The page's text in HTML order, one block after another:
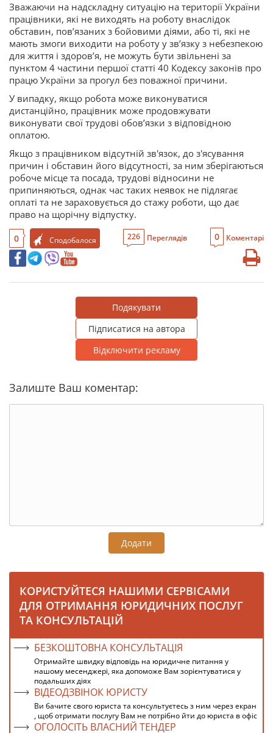
Зважаючи на надскладну ситуацію на території України
працівники, які не виходять на роботу внаслідок
обставин, пов’язаних з бойовими діями, або ті, які не
мають змоги виходити на роботу у зв’язку з небезпекою
для життя і здоров’я, не можуть бути звільнені за
пунктом 4 частини першої статті 40 Кодексу законів про
працю України за прогул без поважної причини.
У випадку, якщо робота може виконуватися
дистанційно, працівник може продовжувати
виконувати свої трудові обов’язки з відповідною
оплатою.
Якщо з працівником відсутній зв'язок, до з'ясування
причин і обставин його відсутності, за ним зберігаються
робоче місце та посада, трудові відносини не
припиняються, однак час таких неявок не підлягає
оплаті та не зараховується до стажу роботи, що дає
право на щорічну відпустку.
0 Сподобалося 226 Переглядів 0 Коментарі
Подякувати
Підписатися на автора
Відключити рекламу
Залиште Ваш коментар:
Додати
КОРИСТУЙТЕСЯ НАШИМИ СЕРВІСАМИ
ДЛЯ ОТРИМАННЯ ЮРИДИЧНИХ ПОСЛУГ
ТА КОНСУЛЬТАЦІЙ
БЕЗКОШТОВНА КОНСУЛЬТАЦІЯ
Отримайте швидку відповідь на юридичне питання у
нашому месенджері, яка допоможе Вам зорієнтуватися у
подальших діях
ВІДЕОДЗВІНОК ЮРИСТУ
Ви бачите свого юриста та консультуєтесь з ним через екран
, щоб отримати послугу Вам не потрібно йти до юриста в офіс
ОГОЛОСІТЬ ВЛАСНИЙ ТЕНДЕР